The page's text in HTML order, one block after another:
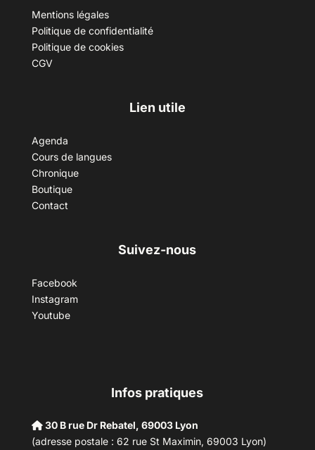
Mentions légales
Politique de confidentialité
Politique de cookies
CGV
Lien utile
Agenda
Cours de langues
Chronique
Boutique
Contact
Suivez-nous
Facebook
Instagram
Youtube
Infos pratiques
30 B rue Dr Rebatel, 69003 Lyon
(adresse postale : 62 rue St Maximin, 69003 Lyon)